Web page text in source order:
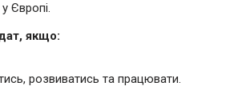
Європі.
, якщо:
розвиватись та працювати.